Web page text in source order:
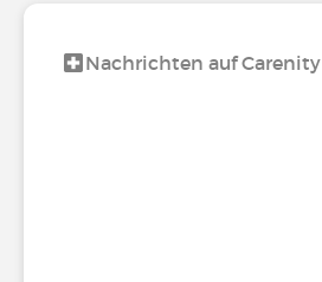
Nachrichten auf Carenity